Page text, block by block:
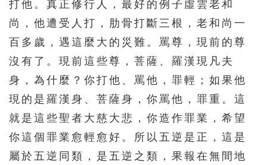
打他。真正修行人，最好的例子虛雲老和
尚，他遭受人打，肋骨打斷三根，老和尚一
百多歲，遇這麼大的災難。罵尊，現前的尊
沒有了。現前這些尊，菩薩、羅漢現凡夫
身，為什麼？你打他、罵他，罪輕；如果他
現的是羅漢身、菩薩身，你罵他，罪重。這
就是這些聖者大慈大悲，你造作罪業，希望
你這個罪業愈輕愈好。所以五逆是正，這是
屬於五逆同類，是五逆之類，果報在無間地